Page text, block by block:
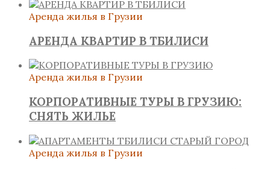
Аренда жилья в Грузии
АРЕНДА КВАРТИР В ТБИЛИСИ
Аренда жилья в Грузии
КОРПОРАТИВНЫЕ ТУРЫ В ГРУЗИЮ:
СНЯТЬ ЖИЛЬЕ
Аренда жилья в Грузии